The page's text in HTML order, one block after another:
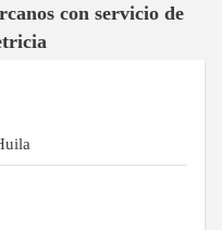
con servicio de